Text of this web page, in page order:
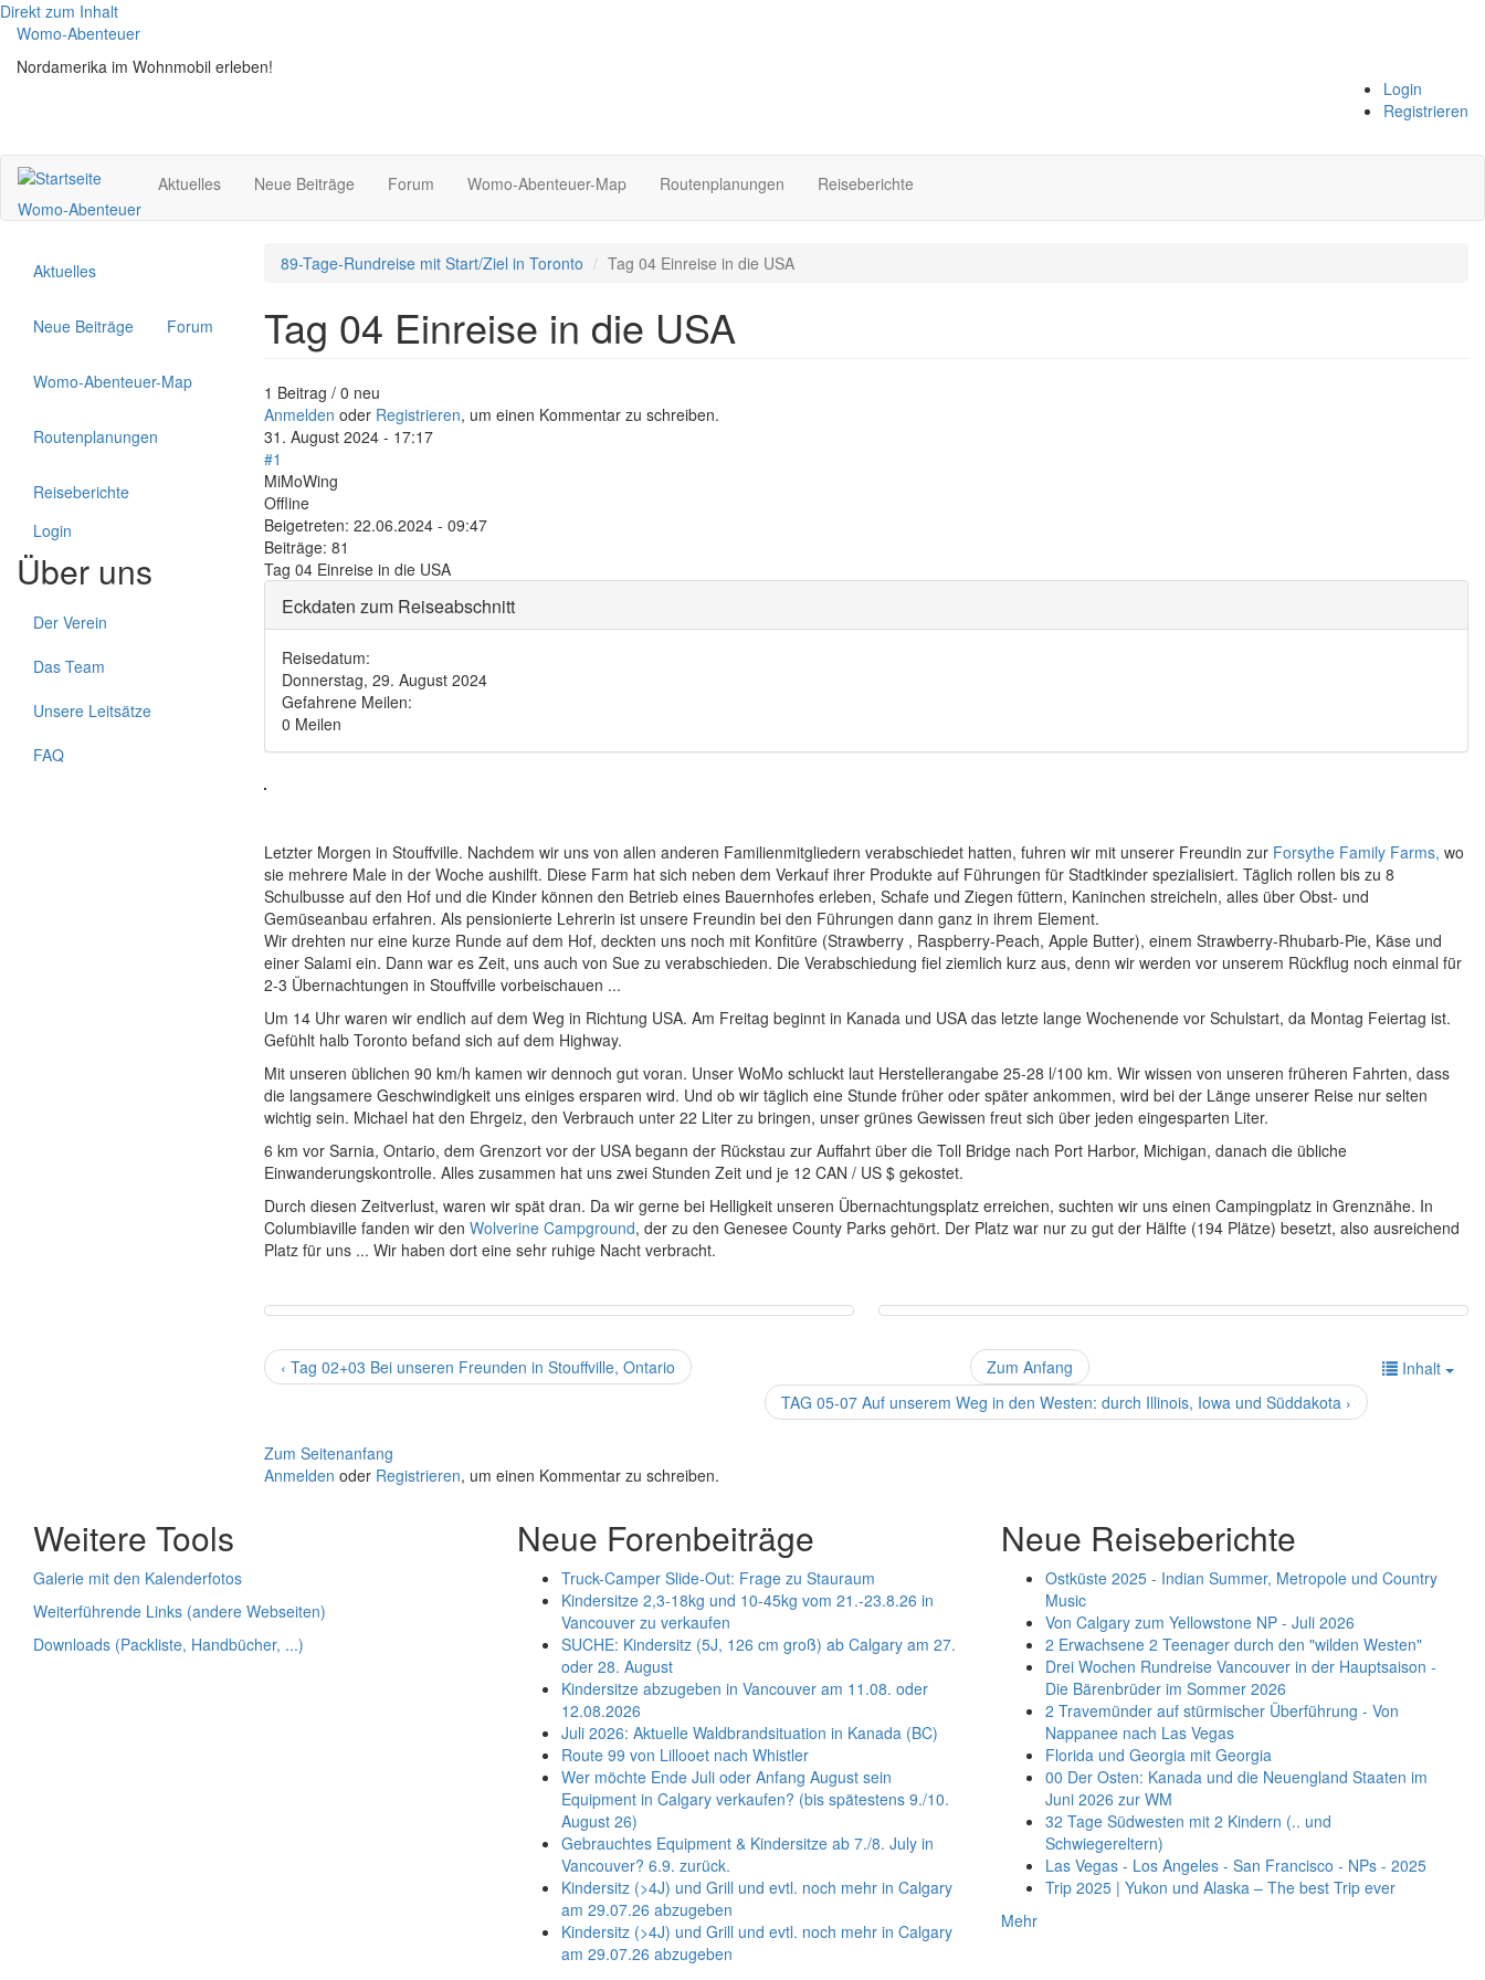
Direkt zum Inhalt
Womo-Abenteuer
Nordamerika im Wohnmobil erleben!
Login
Registrieren
Womo-Abenteuer
Aktuelles Neue Beiträge Forum Womo-Abenteuer-Map Routenplanungen Reiseberichte
Aktuelles
Neue Beiträge Forum
Womo-Abenteuer-Map
Routenplanungen
Reiseberichte
Login
Über uns
Der Verein
Das Team
Unsere Leitsätze
FAQ
89-Tage-Rundreise mit Start/Ziel in Toronto Tag 04 Einreise in die USA
Tag 04 Einreise in die USA
1 Beitrag / 0 neu
Anmelden oder Registrieren, um einen Kommentar zu schreiben.
31. August 2024 - 17:17
#1
MiMoWing
Offline
Beigetreten: 22.06.2024 - 09:47
Beiträge: 81
Tag 04 Einreise in die USA
Eckdaten zum Reiseabschnitt
Reisedatum:
Donnerstag, 29. August 2024
Gefahrene Meilen:
0 Meilen
Letzter Morgen in Stouffville. Nachdem wir uns von allen anderen Familienmitgliedern verabschiedet hatten, fuhren wir mit unserer Freundin zur Forsythe Family Farms, wo
sie mehrere Male in der Woche aushilft. Diese Farm hat sich neben dem Verkauf ihrer Produkte auf Führungen für Stadtkinder spezialisiert. Täglich rollen bis zu 8
Schulbusse auf den Hof und die Kinder können den Betrieb eines Bauernhofes erleben, Schafe und Ziegen füttern, Kaninchen streicheln, alles über Obst- und
Gemüseanbau erfahren. Als pensionierte Lehrerin ist unsere Freundin bei den Führungen dann ganz in ihrem Element.
Wir drehten nur eine kurze Runde auf dem Hof, deckten uns noch mit Konfitüre (Strawberry , Raspberry-Peach, Apple Butter), einem Strawberry-Rhubarb-Pie, Käse und
einer Salami ein. Dann war es Zeit, uns auch von Sue zu verabschieden. Die Verabschiedung fiel ziemlich kurz aus, denn wir werden vor unserem Rückflug noch einmal für
2-3 Übernachtungen in Stouffville vorbeischauen ...
Um 14 Uhr waren wir endlich auf dem Weg in Richtung USA. Am Freitag beginnt in Kanada und USA das letzte lange Wochenende vor Schulstart, da Montag Feiertag ist.
Gefühlt halb Toronto befand sich auf dem Highway.
Mit unseren üblichen 90 km/h kamen wir dennoch gut voran. Unser WoMo schluckt laut Herstellerangabe 25-28 l/100 km. Wir wissen von unseren früheren Fahrten, dass
die langsamere Geschwindigkeit uns einiges ersparen wird. Und ob wir täglich eine Stunde früher oder später ankommen, wird bei der Länge unserer Reise nur selten
wichtig sein. Michael hat den Ehrgeiz, den Verbrauch unter 22 Liter zu bringen, unser grünes Gewissen freut sich über jeden eingesparten Liter.
6 km vor Sarnia, Ontario, dem Grenzort vor der USA begann der Rückstau zur Auffahrt über die Toll Bridge nach Port Harbor, Michigan, danach die übliche
Einwanderungskontrolle. Alles zusammen hat uns zwei Stunden Zeit und je 12 CAN / US $ gekostet.
Durch diesen Zeitverlust, waren wir spät dran. Da wir gerne bei Helligkeit unseren Übernachtungsplatz erreichen, suchten wir uns einen Campingplatz in Grenznähe. In
Columbiaville fanden wir den Wolverine Campground, der zu den Genesee County Parks gehört. Der Platz war nur zu gut der Hälfte (194 Plätze) besetzt, also ausreichend
Platz für uns ... Wir haben dort eine sehr ruhige Nacht verbracht.
Inhalt
‹ Tag 02+03 Bei unseren Freunden in Stouffville, Ontario
Zum Anfang
TAG 05-07 Auf unserem Weg in den Westen: durch Illinois, Iowa und Süddakota ›
Zum Seitenanfang
Anmelden oder Registrieren, um einen Kommentar zu schreiben.
Weitere Tools
Galerie mit den Kalenderfotos
Weiterführende Links (andere Webseiten)
Downloads (Packliste, Handbücher, ...)
Neue Forenbeiträge
Truck-Camper Slide-Out: Frage zu Stauraum
Kindersitze 2,3-18kg und 10-45kg vom 21.-23.8.26 in
Vancouver zu verkaufen
SUCHE: Kindersitz (5J, 126 cm groß) ab Calgary am 27.
oder 28. August
Kindersitze abzugeben in Vancouver am 11.08. oder
12.08.2026
Juli 2026: Aktuelle Waldbrandsituation in Kanada (BC)
Route 99 von Lillooet nach Whistler
Wer möchte Ende Juli oder Anfang August sein
Equipment in Calgary verkaufen? (bis spätestens 9./10.
August 26)
Gebrauchtes Equipment & Kindersitze ab 7./8. July in
Vancouver? 6.9. zurück.
Kindersitz (>4J) und Grill und evtl. noch mehr in Calgary
am 29.07.26 abzugeben
Kindersitz (>4J) und Grill und evtl. noch mehr in Calgary
am 29.07.26 abzugeben
Neue Reiseberichte
Ostküste 2025 - Indian Summer, Metropole und Country
Music
Von Calgary zum Yellowstone NP - Juli 2026
2 Erwachsene 2 Teenager durch den "wilden Westen"
Drei Wochen Rundreise Vancouver in der Hauptsaison -
Die Bärenbrüder im Sommer 2026
2 Travemünder auf stürmischer Überführung - Von
Nappanee nach Las Vegas
Florida und Georgia mit Georgia
00 Der Osten: Kanada und die Neuengland Staaten im
Juni 2026 zur WM
32 Tage Südwesten mit 2 Kindern (.. und
Schwiegereltern)
Las Vegas - Los Angeles - San Francisco - NPs - 2025
Trip 2025 | Yukon und Alaska – The best Trip ever
Mehr